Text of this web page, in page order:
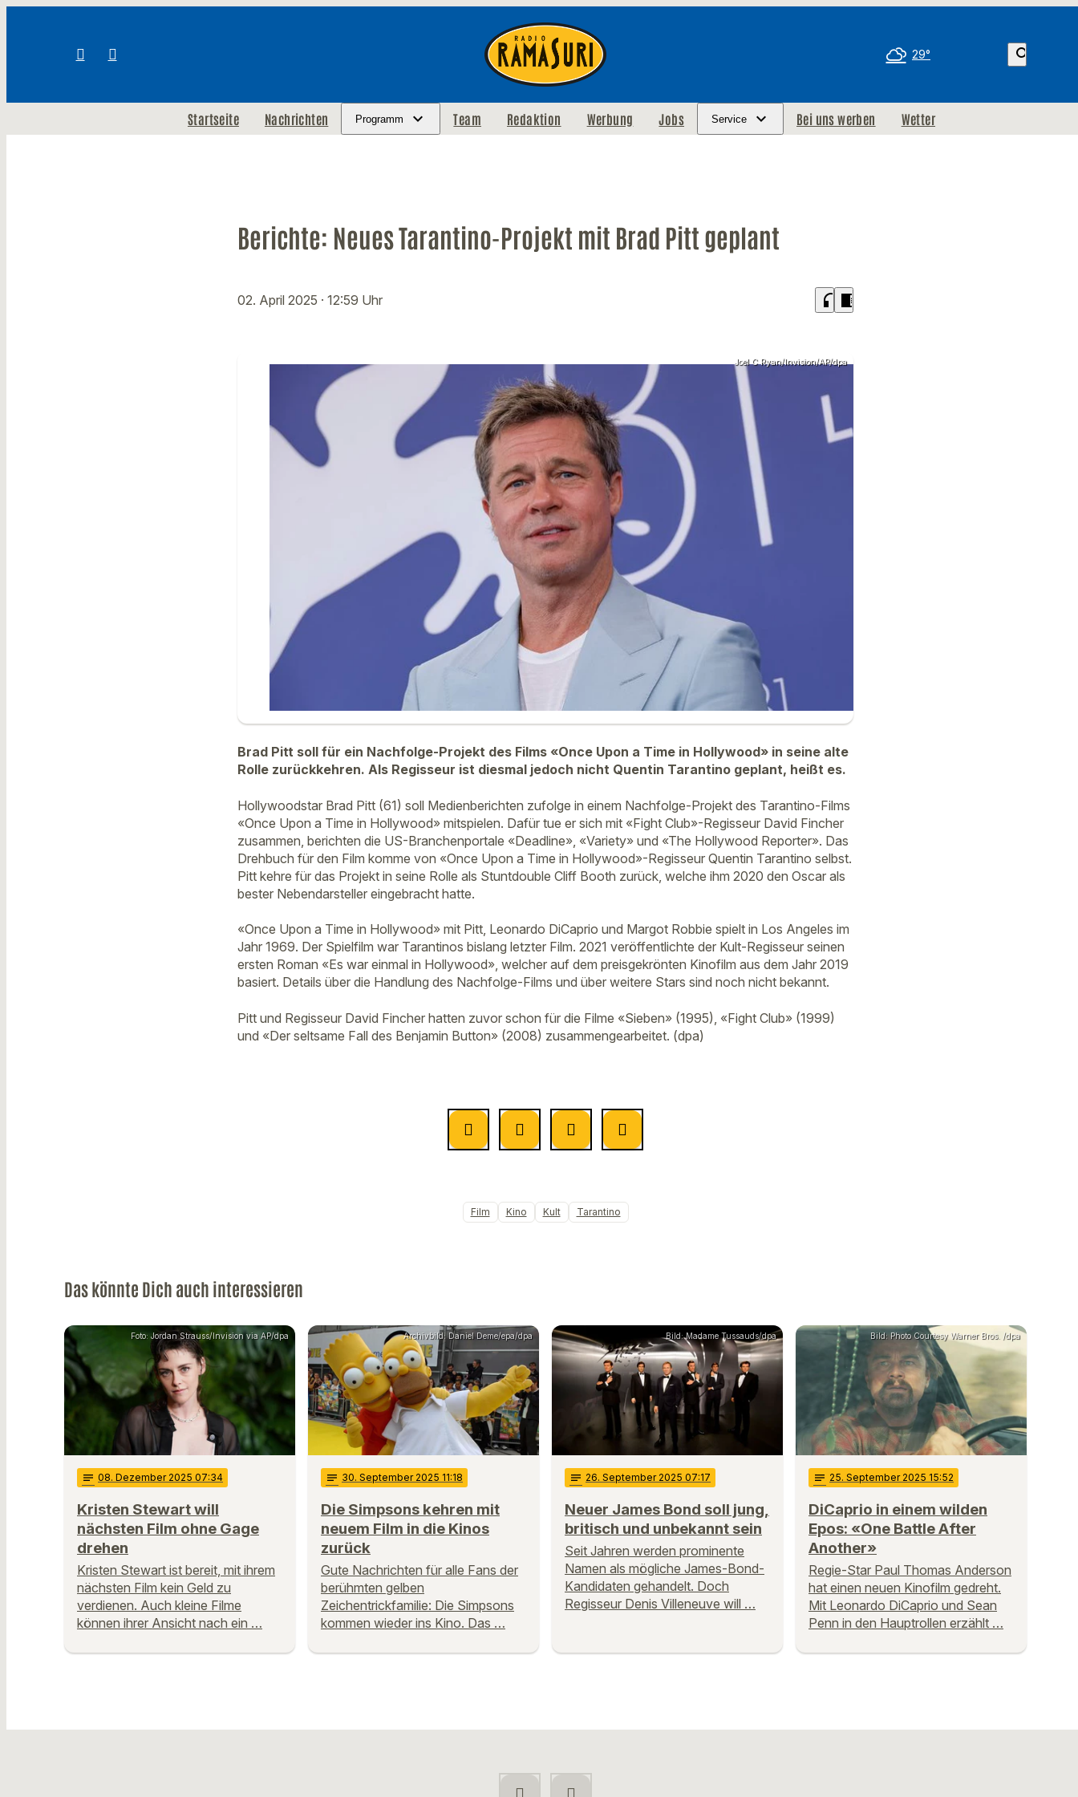
29° search
Startseite Nachrichten Programm Team Redaktion Werbung Jobs Service Bei uns werben Wetter
Berichte: Neues Tarantino-Projekt mit Brad Pitt geplant
02. April 2025 · 12:59 Uhr headphones chrome_reader_mode
Joel C Ryan/Invision/AP/dpa
Brad Pitt soll für ein Nachfolge-Projekt des Films «Once Upon a Time in Hollywood» in seine alte
Rolle zurückkehren. Als Regisseur ist diesmal jedoch nicht Quentin Tarantino geplant, heißt es.
Hollywoodstar Brad Pitt (61) soll Medienberichten zufolge in einem Nachfolge-Projekt des Tarantino-Films
«Once Upon a Time in Hollywood» mitspielen. Dafür tue er sich mit «Fight Club»-Regisseur David Fincher
zusammen, berichten die US-Branchenportale «Deadline», «Variety» und «The Hollywood Reporter». Das
Drehbuch für den Film komme von «Once Upon a Time in Hollywood»-Regisseur Quentin Tarantino selbst.
Pitt kehre für das Projekt in seine Rolle als Stuntdouble Cliff Booth zurück, welche ihm 2020 den Oscar als
bester Nebendarsteller eingebracht hatte.
«Once Upon a Time in Hollywood» mit Pitt, Leonardo DiCaprio und Margot Robbie spielt in Los Angeles im
Jahr 1969. Der Spielfilm war Tarantinos bislang letzter Film. 2021 veröffentlichte der Kult-Regisseur seinen
ersten Roman «Es war einmal in Hollywood», welcher auf dem preisgekrönten Kinofilm aus dem Jahr 2019
basiert. Details über die Handlung des Nachfolge-Films und über weitere Stars sind noch nicht bekannt.
Pitt und Regisseur David Fincher hatten zuvor schon für die Filme «Sieben» (1995), «Fight Club» (1999)
und «Der seltsame Fall des Benjamin Button» (2008) zusammengearbeitet. (dpa)
Film Kino Kult Tarantino
Das könnte Dich auch interessieren
Foto: Jordan Strauss/Invision via AP/dpa
notes 08. Dezember 2025 07:34
Kristen Stewart will
nächsten Film ohne Gage
drehen
Kristen Stewart ist bereit, mit ihrem
nächsten Film kein Geld zu
verdienen. Auch kleine Filme
können ihrer Ansicht nach ein …
Archivbild: Daniel Deme/epa/dpa
notes 30. September 2025 11:18
Die Simpsons kehren mit
neuem Film in die Kinos
zurück
Gute Nachrichten für alle Fans der
berühmten gelben
Zeichentrickfamilie: Die Simpsons
kommen wieder ins Kino. Das …
Bild: Madame Tussauds/dpa
notes 26. September 2025 07:17
Neuer James Bond soll jung,
britisch und unbekannt sein
Seit Jahren werden prominente
Namen als mögliche James-Bond-
Kandidaten gehandelt. Doch
Regisseur Denis Villeneuve will …
Bild: Photo Courtesy Warner Bros. /dpa
notes 25. September 2025 15:52
DiCaprio in einem wilden
Epos: «One Battle After
Another»
Regie-Star Paul Thomas Anderson
hat einen neuen Kinofilm gedreht.
Mit Leonardo DiCaprio und Sean
Penn in den Hauptrollen erzählt …